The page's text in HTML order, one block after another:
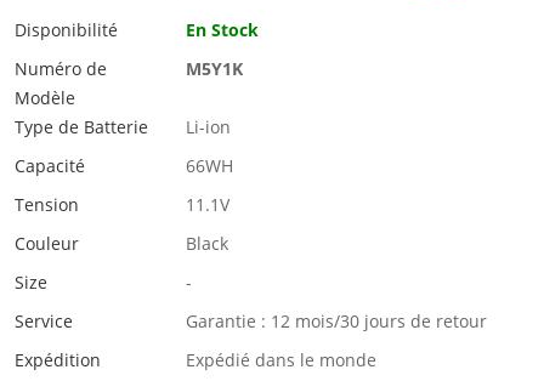
Disponibilité
En Stock
Numéro de
Modèle
M5Y1K
Type de Batterie
Li-ion
Capacité
66WH
Tension
11.1V
Couleur
Black
Size
-
Service
Garantie : 12 mois/30 jours de retour
Expédition
Expédié dans le monde